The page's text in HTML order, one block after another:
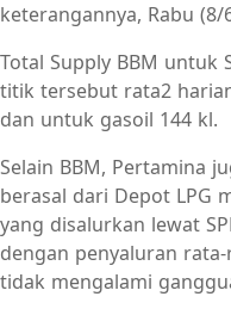
keterangannya, Rabu (8/
Total Supply BBM untuk
titik tersebut rata2
dan untuk gasoil 144 kl.
Selain BBM, Pertamina
berasal dari Depot LPG
yang disalurkan lewat
dengan penyaluran
tidak mengalami